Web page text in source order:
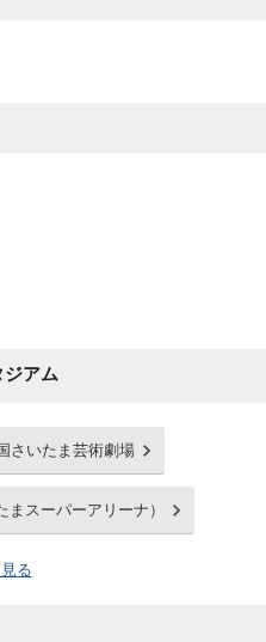
ジアム
さいたま芸術劇場
スーパーアリーナ）
る